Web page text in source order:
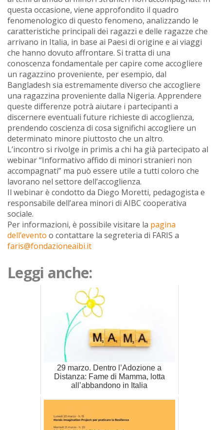
questa occasione, viene approfondito il quadro
fenomenologico di questo fenomeno, analizzando le
caratteristiche principali dei ragazzi e delle ragazze che
arrivano in Italia, in base ai Paesi di origine e ai viaggi
che hanno dovuto affrontare. Si tratta di una
conoscenza fondamentale per capire come accogliere
un ragazzino proveniente, per esempio, dal
Bangladesh sia estremamente diverso che accogliere
una ragazzina proveniente dalla Nigeria. Apprendere
queste differenze potrà aiutare i partecipanti a
discernere eventuali future richieste di accoglienza,
prendendo coscienza di cosa significhi accogliere un
determinato minore piuttosto che un altro.
L’incontro si rivolge in primis a chi ha già partecipato al
webinar “Informativo affido di minori stranieri non
accompagnati” ma può essere utile a tutti coloro che
lavorano nel settore dell’accoglienza.
Il webinar è condotto da Diego Moretti, pedagogista e
responsabile dell’area minori di AIBC cooperativa
sociale.
Per informazioni, è possibile visitare la pagina
dell’evento o contattare la segreteria di FARIS a
faris@fondazioneaibi.it
Leggi anche:
29 marzo. Dentro l’Adozione a
Distanza: Fame di Mamma, lotta
all’abbandono in Italia